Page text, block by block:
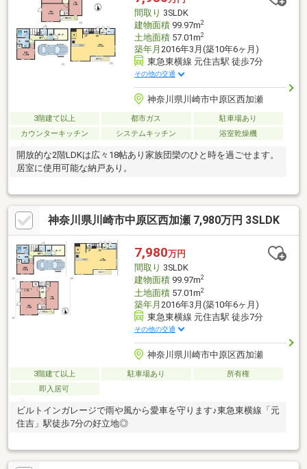
間取り 3SLDK
建物面積99.97m2
土地面積57.01m2
築年月 2016年3月(築10年6ヶ月)
東急東横線 元住吉駅 徒歩7分
その他の交通
神奈川県川崎市中原区西加瀬
3階建て以上 都市ガス
駐車場あり
カウンターキッチン
システムキッチン 浴室乾燥機
開放的な2階LDKは広々18帖あり家族団欒のひと時を過ごせます。
居室に使用可能な納戸あり。
神奈川県川崎市中原区西加瀬 7,980万円 3SLDK
7,980万円
間取り 3SLDK
建物面積99.97m2
土地面積57.01m2
築年月 2016年3月(築10年6ヶ月)
東急東横線 元住吉駅 徒歩7分
その他の交通
神奈川県川崎市中原区西加瀬
3階建て以上 駐車場あり
所有権
即入居可
ビルトインガレージで雨や風から愛車を守ります♪東急東横線「元
住吉」駅徒歩7分の好立地◎